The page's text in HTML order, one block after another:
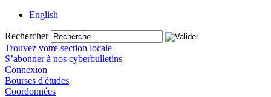
English
Rechercher
Trouvez votre section locale
S’abonner à nos cyberbulletins
Connexion
Bourses d'études
Coordonnées